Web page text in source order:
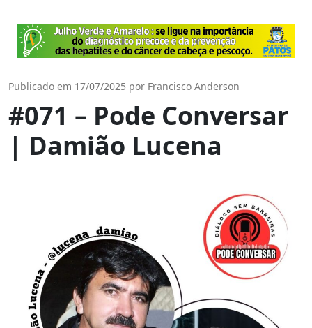
Publicado em 17/07/2025 por Francisco Anderson
#071 – Pode Conversar
| Damião Lucena